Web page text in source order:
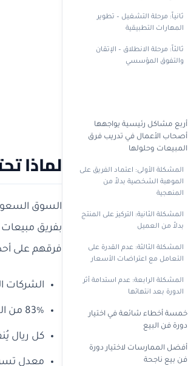
لماذا
السوق
بفريق
فرقهم على
الشركات
83% من المشترين السعوديين يفضلون مندوبي مبيعات يفهمون احتياجاتهم قبل عرض المنتج
كل ريال يُنفق
معدل تسرب
ثانياً: مرحلة التشغيل – تطوير
المهارات التطبيقية
ثالثاً: مرحلة الانطلاق – الإتقان
والتفوق المؤسسي
أربع مشاكل رئيسية يواجهها
أصحاب الأعمال في تدريب فرق
المبيعات وحلولها
المشكلة الأولى: اعتماد الفريق على
الموهبة الشخصية بدلاً من
المنهجية
المشكلة الثانية: التركيز على المنتج
بدلاً من العميل
المشكلة الثالثة: عدم القدرة على
التعامل مع اعتراضات الأسعار
المشكلة الرابعة: عدم استدامة أثر
الدورة بعد انتهائها
خمسة أخطاء شائعة في اختيار
دورة فن البيع
أفضل الممارسات لاختيار دورة
فن بيع ناجحة